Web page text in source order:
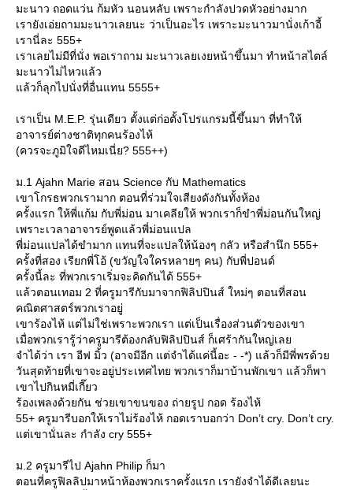
มะนาว ถอดแว่น ก้มหัว นอนหลับ เพราะกำลังปวดหัวอย่างมาก
เรายังเอ่ยถามมะนาวเลยนะ ว่าเป็นอะไร เพราะมะนาวมานั่งเก้าอี้
เรานี่ละ 555+
เราเลยไม่มีที่นั่ง พอเราถาม มะนาวเลยเงยหน้าขึ้นมา ทำหน้าสไตล์
มะนาวไม่ไหวแล้ว
ล้วก็ลุกไปนั่งที่อื่นแทน 5555+
เราเป็น M.E.P. รุ่นเดียว ตั้งแต่ก่อตั้งโปรแกรมนี้ขึ้นมา ที่ทำให้
อาจารย์ต่างชาติทุกคนร้องไห้
(ควรจะภูมิใจดีไหมเนี่ย? 555++)
ม.1 Ajahn Marie สอน Science กับ Mathematics
เขาโกรธพวกเรามาก ตอนที่ร่วมใจเสียงดังกันทั้งห้อง
ครั้งแรก ให้พี่แก้ม กับพี่ม่อน มาเคลียให้ พวกเราก็ขำพี่ม่อนกันใหญ่
เพราะเวลาอาจารย์พูดแล้วพี่ม่อนแปล
พี่ม่อนแปลได้ขำมาก แทนที่จะแปลให้น้องๆ กลัว หรือสำนึก 555+
ครั้งที่สอง เรียกพี่โอ้ (ขวัญใจใครหลายๆ คน) กับพี่ปอนด์
ครั้งนี้ละ ที่พวกเราเริ่มจะคิดกันได้ 555+
ล้วตอนเทอม 2 ที่ครูมารีกับมาจากฟิลิปปินส์ ใหม่ๆ ตอนที่สอน
คณิตศาสตร์พวกเราอยู่
เขาร้องไห้ แต่ไม่ใช่เพราะพวกเรา แต่เป็นเรื่องส่วนตัวของเขา
เมื่อพวกเรารู้ว่าครูมารีต้องกลับฟิลิปปินส์ ก็เศร้ากันใหญ่เล
จำได้ว่า เรา อีฟ มิ้ว (อาจมีอีก แต่จำได้แค่นี้อะ - -*) แล้วก็มีพี่พรด้ว
วันสุดท้ายที่เขาจะอยู่ประเทศไทย พวกเราก็มาบ้านพักเขา แล้วก็พา
เขาไปกินหมี่เกี๊ยว
ร้องเพลงด้วยกัน ช่วยเขาขนของ ถ่ายรูป กอด ร้องไห้
55+ ครูมารีบอกให้เราไม่ร้องไห้ กอดเราบอกว่า Don’t cry. Don’t cry.
ต่เขานั่นละ กำลัง cry 555+
ม.2 ครูมารีไป Ajahn Philip ก็มา
ตอนที่ครูฟิลลิปมาหน้าห้องพวกเราครั้งแรก เรายังจำได้ดีเลยนะ